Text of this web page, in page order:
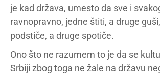
je kad država, umesto da sve i
ravnopravno, jedne štiti, a druge
podstiče, a druge spotiče.
Ono što ne razumem to je da se
Srbiji zbog toga ne žale na državu